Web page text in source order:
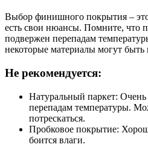
Выбор финишного покрытия –
есть свои нюансы. Помните, что
подвержен перепадам
некоторые материалы могут
Не рекомендуется:
Натуральный паркет: Очень
перепадам температуры.
потрескаться.
Пробковое покрытие:
боится влаги.